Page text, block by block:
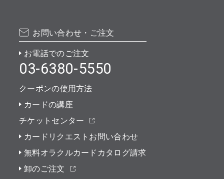
お問い合わせ・ご注文
お電話でのご注文
03-6380-5550
クーポンの使用方法
カードの講座
チケットセンター
カードリクエストお問い合わせ
無料オラクルカードカタログ請求
卸のご注文